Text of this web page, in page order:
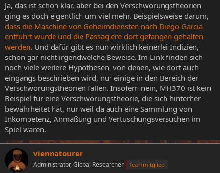
Ja, das ist schon klar, aber bei den Verschwörungstheorien
ging es doch eigentlich um viel mehr. Beispielsweise darum,
dass die Maschine von Geheimdiensten nach Diego Garcia
entführt wurde und die Passagiere dort gefangen gehalten
werden. Und dafür gibt es nun wirklich keinerlei Indizien,
schon gar nicht irgendwelche Beweise. Im Link finden sich
noch viele weitere Hypothesen, von denen, wie dort auch
eingangs beschrieben wird, nur einige in den Bereich der
Verschwörungstheorien fallen. Insofern nein, MH370 ist kein
Beispiel für eine Verschwörungstheorie, die sich hinterher
bewahrheitet hat, nur weil da auch eine Sammlung von
Inkompetenz, Anmaßung und Vertuschungsversuchen im
Spiel waren.
viennatourer
Administrator, Global Researcher Teammitglied